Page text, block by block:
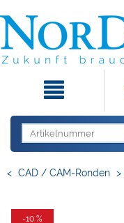
< CAD / CAM-Ronden >
-10 %